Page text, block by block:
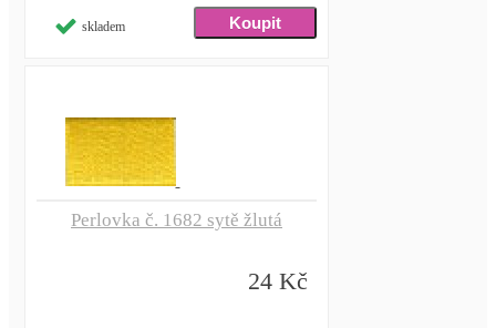
skladem
Perlovka č. 1682 sytě žlutá
24 Kč